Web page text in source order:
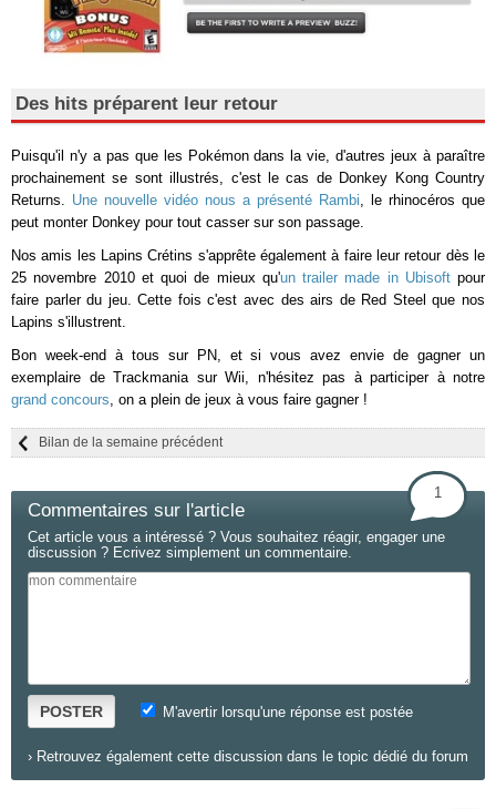
Des hits préparent leur retour
Puisqu'il n'y a pas que les Pokémon dans la vie, d'autres jeux à paraître
prochainement se sont illustrés, c'est le cas de Donkey Kong Country
Returns. Une nouvelle vidéo nous a présenté Rambi , le rhinocéros que
peut monter Donkey pour tout casser sur son passage.
Nos amis les Lapins Crétins s'apprête également à faire leur retour dès le
25 novembre 2010 et quoi de mieux qu'un trailer made in Ubisoftpour
faire parler du jeu. Cette fois c'est avec des airs de Red Steel que nos
Lapins s'illustrent.
Bon week-end à tous sur PN, et si vous avez envie de gagner un
exemplaire de Trackmania sur Wii, n'hésitez pas à participer à notre
grand concours , on a plein de jeux à vous faire gagner !
Bilan de la semaine précédent
Commentaires sur l'article
1
Cet article vous a intéressé ? Vous souhaitez réagir, engager une
discussion ? Ecrivez simplement un commentaire.
POSTER M'avertir lorsqu'une réponse est postée
› Retrouvez également cette discussion dans le topic dédié du forum